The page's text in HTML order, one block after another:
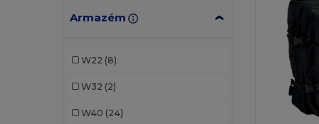
Armazém
W22 (8)
W32 (2)
W40 (24)